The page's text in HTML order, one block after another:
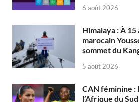
6 août 2026
Himalaya : À 15
marocain
sommet du
5 août 2026
CAN féminine
l’Afrique du